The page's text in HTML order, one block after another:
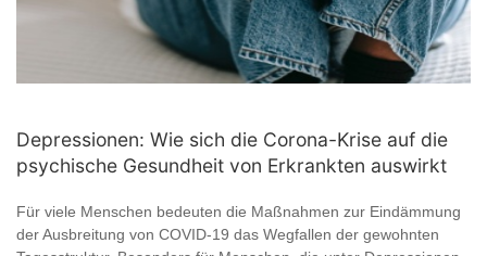
Depressionen: Wie sich die Corona-Krise auf die
psychische Gesundheit von Erkrankten auswirkt
Für viele Menschen bedeuten die Maßnahmen zur Eindämmung
der Ausbreitung von COVID-19 das Wegfallen der gewohnten